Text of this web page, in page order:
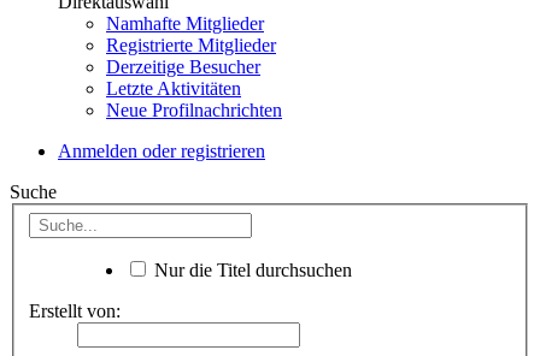
Namhafte Mitglieder
Registrierte Mitglieder
Derzeitige Besucher
Letzte Aktivitäten
Neue Profilnachrichten
Anmelden oder registrieren
Suche
Nur die Titel durchsuchen
Erstellt von: